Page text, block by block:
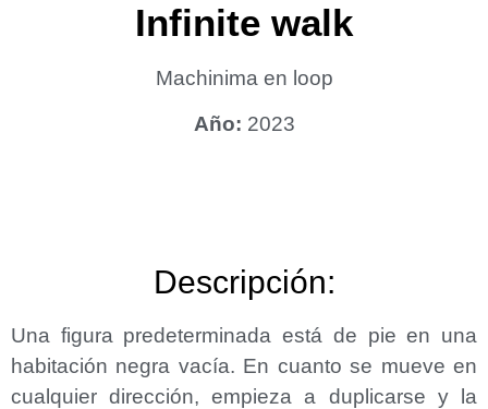
Infinite walk
Machinima en loop
Año: 2023
Descripción:
Una figura predeterminada está de pie en una
habitación negra vacía. En cuanto se mueve en
cualquier dirección, empieza a duplicarse y la